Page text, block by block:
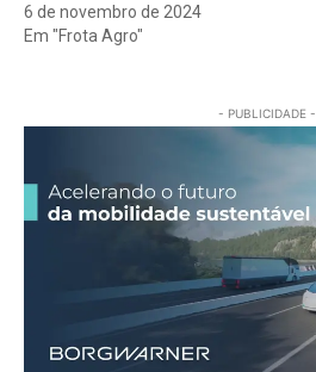
6 de novembro de 2024
Em "Frota Agro"
- PUBLICIDADE -